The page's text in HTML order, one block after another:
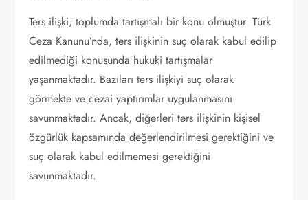
Ters ilişki, toplumda tartışmalı bir konu olmuştur. Türk
Ceza Kanunu’nda, ters ilişkinin suç olarak kabul edilip
edilmediği konusunda hukuki tartışmalar
yaşanmaktadır. Bazıları ters ilişkiyi suç olarak
görmekte ve cezai yaptırımlar uygulanmasını
savunmaktadır. Ancak, diğerleri ters ilişkinin kişisel
özgürlük kapsamında değerlendirilmesi gerektiğini ve
suç olarak kabul edilmemesi gerektiğini
savunmaktadır.